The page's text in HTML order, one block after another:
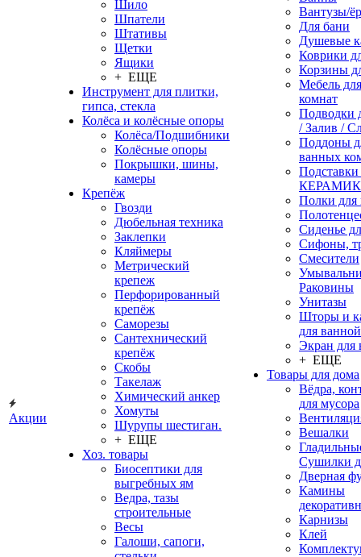
Акции
Шило
Шпатели
Штативы
Щетки
Ящики
+ ЕЩЕ
Инструмент для плитки,
гипса, стекла
Колёса и колёсные опоры
Колёса/Подшибники
Колёсные опоры
Покрышки, шины,
камеры
Крепёж
Гвозди
Дюбельная техника
Заклепки
Кляймеры
Метрический
крепеж
Перфорированный
крепёж
Саморезы
Сантехнический
крепёж
Скобы
Такелаж
Химический анкер
Хомуты
Шурупы шестиган.
+ ЕЩЕ
Хоз. товары
Биосептики для
выгребных ям
Ведра, тазы
строительные
Весы
Галоши, сапоги,
Вантузы/
Для бани
Душевые
Коврики
Корзины
Мебель
комнат
Подводки
/ Залив /
Поддоны
ванных
Полки для
Сиденье
Сифоны,
Смесители
Раковины
Унитазы
Шторы и
для ванной
Экран для
+ ЕЩЕ
Товары для дома
Вёдра,
для мусора
Вешалки
Сушилки
Дверная
Камины
Карнизы
Клей